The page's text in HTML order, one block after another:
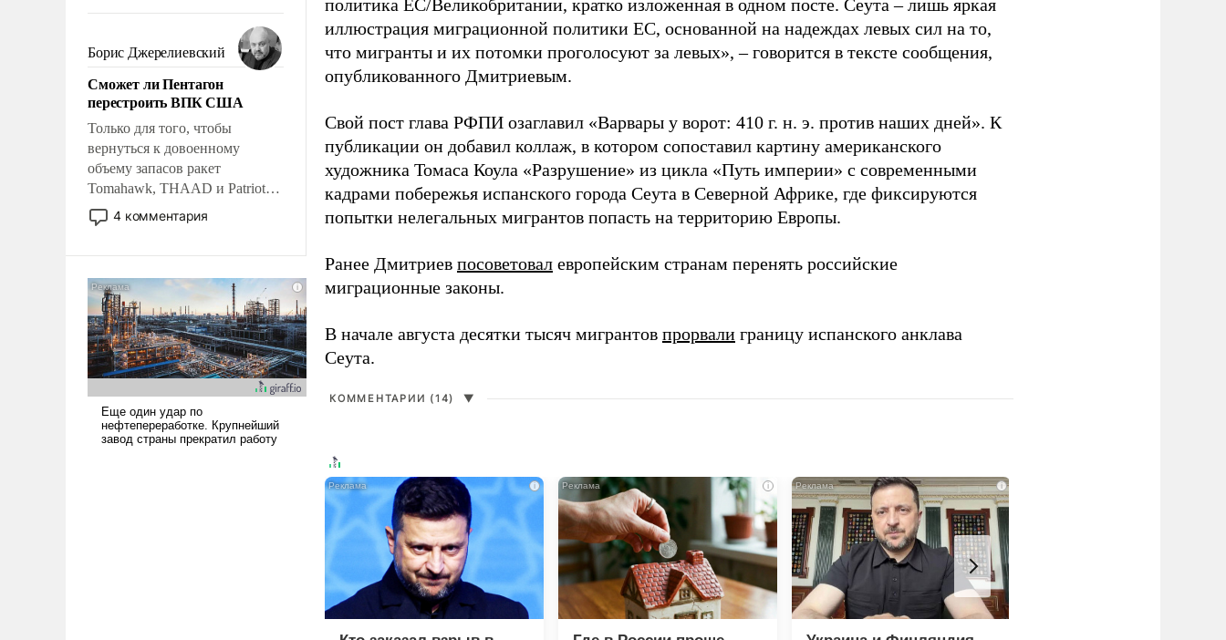
сложна и амбициозна. Однако
и ее реализация радикально
поднимет наши боевые
возможности.
Борис Джерелиевский
Сможет ли Пентагон
перестроить ВПК США
Только для того, чтобы
вернуться к довоенному
объему запасов ракет
Tomahawk, THAAD и Patriot
США потребуется более трех
лет. Даже небольшая война с
Сложившаяся ситуация
означает многолетний период
уязвимости США, например,
перед Китаем.
4 комментария
политика ЕС/Великобритании, кратко изложенная в одном посте. Сеута – лишь яркая
иллюстрация миграционной политики ЕС, основанной на надеждах левых сил на то,
что мигранты и их потомки проголосуют за левых», – говорится в тексте сообщения,
опубликованного Дмитриевым.
Свой пост глава РФПИ озаглавил «Варвары у ворот: 410 г. н. э. против наших дней». К
публикации он добавил коллаж, в котором сопоставил картину американского
художника Томаса Коула «Разрушение» из цикла «Путь империи» с современными
кадрами побережья испанского города Сеута в Северной Африке, где фиксируются
попытки нелегальных мигрантов попасть на территорию Европы.
Ранее Дмитриев посоветовал европейским странам перенять российские
миграционные законы.
В начале августа десятки тысяч мигрантов прорвали границу испанского анклава
Сеута.
КОММЕНТАРИИ (14) ▼
i i i